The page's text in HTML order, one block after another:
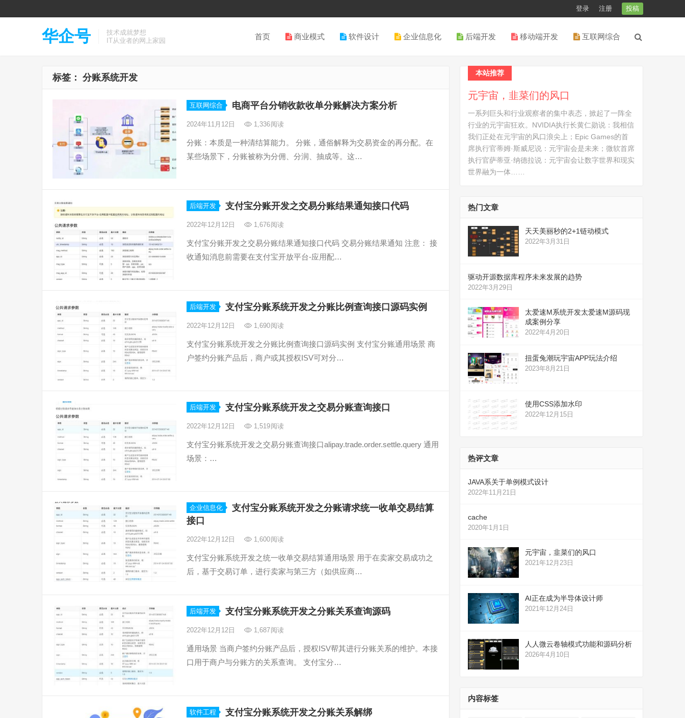
登录 注册 投稿
华企号
技术成就梦想
IT从业者的网上家园
首页 商业模式 软件设计 企业信息化 后端开发 移动端开发 互联网综合
标签： 分账系统开发
互联网综合 电商平台分销收款收单分账解决方案分析
2024年11月12日 1,336阅读
分账：本质是一种清结算能力。 分账，通俗解释为交易资金的再分配。在
某些场景下，分账被称为分佣、分润、抽成等。这…
后端开发 支付宝分账开发之交易分账结果通知接口代码
2022年12月12日 1,676阅读
支付宝分账开发之交易分账结果通知接口代码 交易分账结果通知 注意： 接
收通知消息前需要在支付宝开放平台-应用配…
后端开发 支付宝分账系统开发之分账比例查询接口源码实例
2022年12月12日 1,690阅读
支付宝分账系统开发之分账比例查询接口源码实例 支付宝分账通用场景 商
户签约分账产品后，商户或其授权ISV可对分…
后端开发 支付宝分账系统开发之交易分账查询接口
2022年12月12日 1,519阅读
支付宝分账系统开发之交易分账查询接口alipay.trade.order.settle.query 通用
场景：…
企业信息化
支付宝分账系统开发之分账请求统一收单交易结算
接口
2022年12月12日 1,600阅读
支付宝分账系统开发之统一收单交易结算通用场景 用于在卖家交易成功之
后，基于交易订单，进行卖家与第三方（如供应商…
后端开发 支付宝分账系统开发之分账关系查询源码
2022年12月12日 1,687阅读
通用场景 当商户签约分账产品后，授权ISV帮其进行分账关系的维护。本接
口用于商户与分账方的关系查询。 支付宝分…
软件工程 支付宝分账系统开发之分账关系解绑
本站推荐
元宇宙，韭菜们的风口
一系列巨头和行业观察者的集中表态，掀起了一阵全
行业的元宇宙狂欢。NVIDIA执行长黄仁勋说：我相信
我们正处在元宇宙的风口浪尖上；Epic Games的首
席执行官蒂姆·斯威尼说：元宇宙会是未来；微软首席
执行官萨蒂亚·纳德拉说：元宇宙会让数字世界和现实
世界融为一体……
热门文章
天天美丽秒的2+1链动模式
2022年3月31日
驱动开源数据库程序未来发展的趋势
2022年3月29日
太爱速M系统开发太爱速M源码现
成案例分享
2022年4月20日
扭蛋兔潮玩宇宙APP玩法介绍
2023年8月21日
使用CSS添加水印
2022年12月15日
热评文章
JAVA系关于单例模式设计
2022年11月21日
cache
2020年1月1日
元宇宙，韭菜们的风口
2021年12月23日
AI正在成为半导体设计师
2021年12月24日
人人微云卷轴模式功能和源码分析
2026年4月10日
内容标签